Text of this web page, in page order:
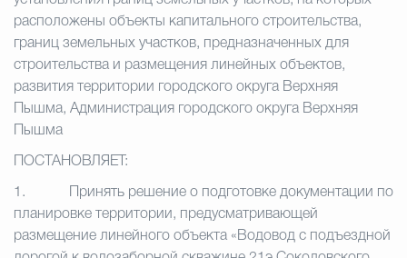
расположены объекты капитального строительства,
границ земельных участков, предназначенных для
строительства и размещения линейных объектов,
развития территории городского округа Верхняя
Пышма, Администрация городского округа Верхняя
Пышма
ПОСТАНОВЛЯЕТ:
1.
Принять решение о подготовке документации по
планировке территории, предусматривающей
размещение линейного объекта «Водовод с подъездной